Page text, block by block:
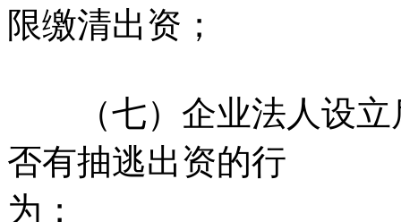
限缴清出资；
（七）企业法人设立
否有抽逃出资的行
为；